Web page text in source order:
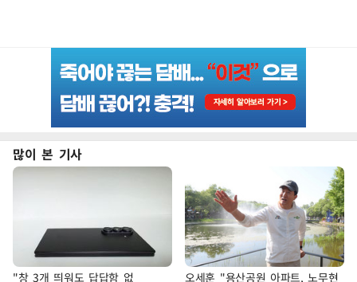
많이 본 기사
"창 3개 띄워도 답답함 없 오세훈 "용산공원 아파트, 노무현